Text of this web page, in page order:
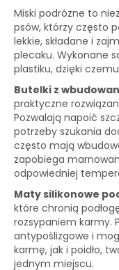
Miski podróżne to
psów, którzy często
lekkie, składane i
plecaku. Wykonane
plastiku, dzięki
Butelki z
praktyczne
Pozwalają napoić
potrzeby szukania
często mają
zapobiega
odpowiedniej
Maty silikonowe
które chronią
rozsypaniem karmy.
antypoślizgowe i
karmę, jak i poidło,
jednym miejscu.